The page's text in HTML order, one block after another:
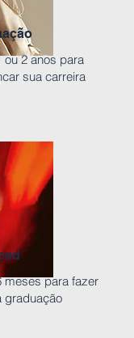
ou 2 anos para
sua carreira
meses para fazer
graduação